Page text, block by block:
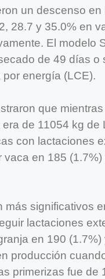
un descenso en
28.7 y 35.0% en
El modelo
de 49 días o
energía (LCE).
que mientras
de 11054 kg de
con lactaciones
en 185 (1.7%)
más significativos
lactaciones
en 190 (1.7%)
producción
primerizas fue de